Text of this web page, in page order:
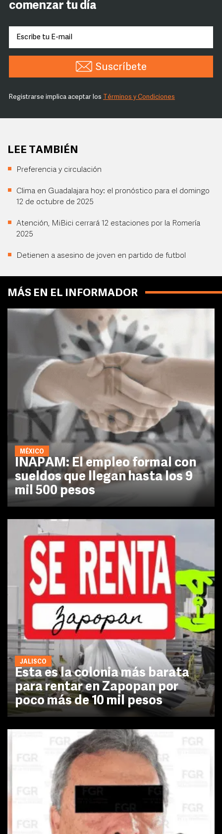
comenzar tu día
Suscríbete
Registrarse implica aceptar los Términos y Condiciones
LEE TAMBIÉN
Preferencia y circulación
Clima en Guadalajara hoy: el pronóstico para el domingo
12 de octubre de 2025
Atención, MiBici cerrará 12 estaciones por la Romería
2025
Detienen a asesino de joven en partido de futbol
MÁS EN EL INFORMADOR
MÉXICO
INAPAM: El empleo formal con
sueldos que llegan hasta los 9
mil 500 pesos
JALISCO
Esta es la colonia más barata
para rentar en Zapopan por
poco más de 10 mil pesos